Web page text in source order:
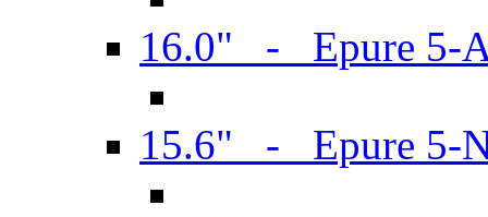
16.0" - Epure 5-
15.6" - Epure 5-